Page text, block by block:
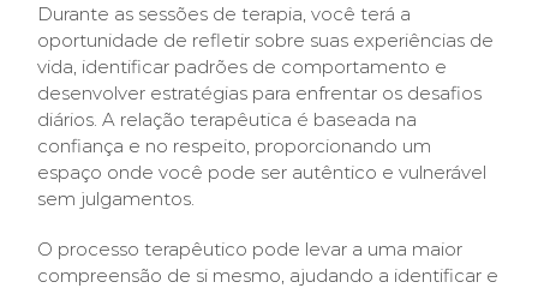
Durante as sessões de terapia, você terá a
oportunidade de refletir sobre suas experiências de
vida, identificar padrões de comportamento e
desenvolver estratégias para enfrentar os desafios
diários. A relação terapêutica é baseada na
confiança e no respeito, proporcionando um
espaço onde você pode ser autêntico e vulnerável
sem julgamentos.
O processo terapêutico pode levar a uma maior
compreensão de si mesmo, ajudando a identificar e